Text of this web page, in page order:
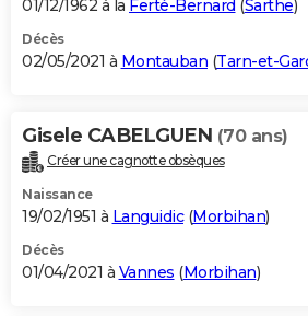
01/12/1962 à la Ferté-Bernard (Sarthe)
Décès
02/05/2021 à Montauban (Tarn-et-
Gisele CABELGUEN (70 ans)
Créer une cagnotte obsèques
Naissance
19/02/1951 à Languidic(Morbihan)
Décès
01/04/2021 à Vannes (Morbihan)